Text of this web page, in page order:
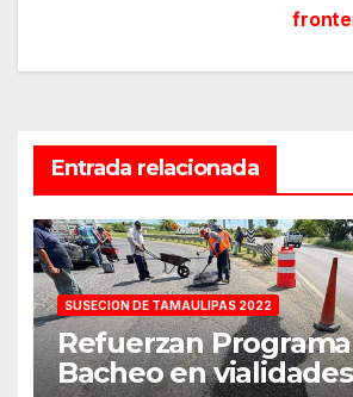
Entrada relacionada
SUSECION DE TAMAULIPAS 2022
Refuerzan
Bacheo en